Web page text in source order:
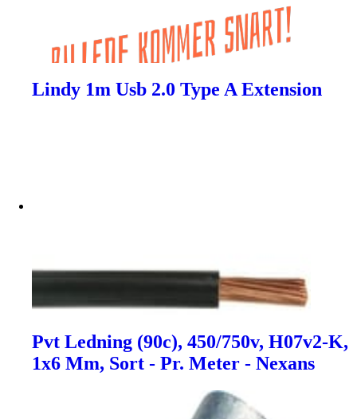
Lindy 1m Usb 2.0 Type A Extension
Pvt Ledning (90c), 450/750v, H07v2-K,
1x6 Mm, Sort - Pr. Meter - Nexans